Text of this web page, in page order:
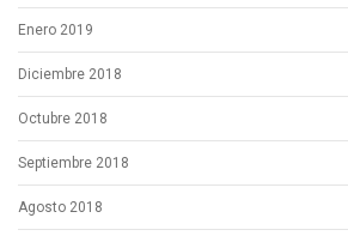
Enero 2019
Diciembre 2018
Octubre 2018
Septiembre 2018
Agosto 2018